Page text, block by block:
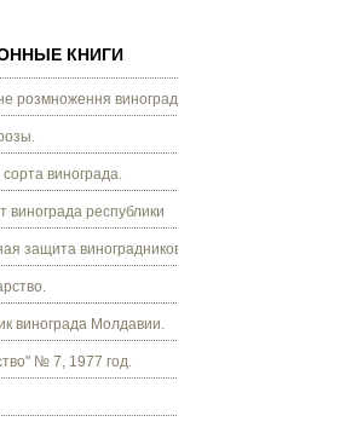
КНИГИ
розмноження винограду.
винограда.
винограда республики
защита виноградников.
винограда Молдавии.
№ 7, 1977 год.